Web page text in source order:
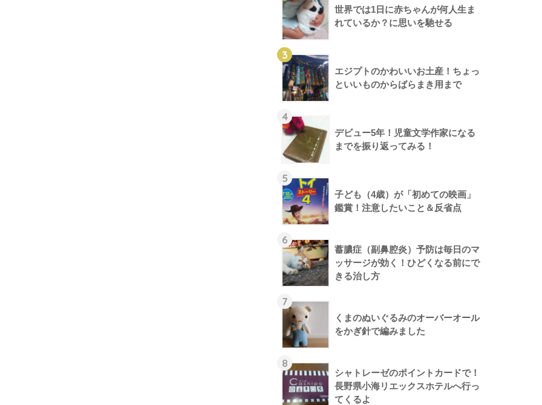
世界では1日に赤ちゃんが何人生ま
れているか？に思いを馳せる
3
エジプトのかわいいお土産！ちょっ
といいものからばらまき用まで
4
デビュー5年！児童文学作家になる
までを振り返ってみる！
5
子ども（4歳）が「初めての映画」
鑑賞！注意したいこと＆反省点
6
蓄膿症（副鼻腔炎）予防は毎日のマ
ッサージが効く！ひどくなる前にで
きる治し方
7
くまのぬいぐるみのオーバーオール
をかぎ針で編みました
8
シャトレーゼのポイントカードで！
長野県小海リエックスホテルへ行っ
てくるよ